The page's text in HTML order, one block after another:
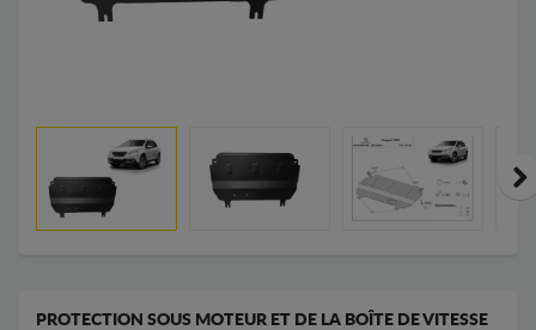
PROTECTION SOUS MOTEUR ET DE LA BOÎTE DE VITESSE